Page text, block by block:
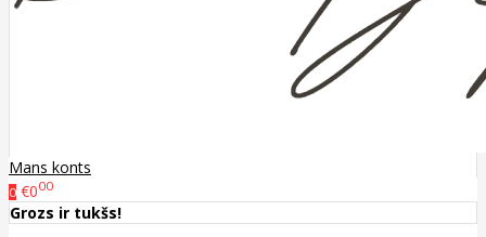
Mans konts
0 €000
Grozs ir tukšs!